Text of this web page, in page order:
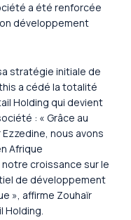
a été renforcée
développement
stratégie initiale de
a cédé la totalité
Holding qui devient
: « Grâce au
nous avons
Afrique
croissance sur le
de développement
», affirme Zouhaïr
Holding.